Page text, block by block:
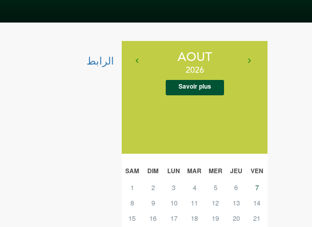
الرابط AOUT
2026
Savoir plus
SAM DIM LUN MAR MER JEU VEN
1 2 3 4 5 6
7
8
9 10 11 12 13
14
15
16 17 18 19 20
21